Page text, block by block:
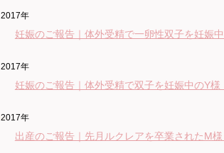
2017年
妊娠のご報告｜体外受精で一卵性双子を妊娠
2017年
妊娠のご報告｜体外受精で双子を妊娠中のY
2017年
出産のご報告｜先月ルクレアを卒業されたM